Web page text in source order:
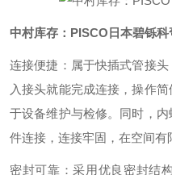
中村库存：PISCO日本碧铄
连接便捷：属于快插式管接
入接头就能完成连接，操作
于设备维护与检修。同时，
件连接，连接牢固，在空间有
密封可靠：采用优良密封结